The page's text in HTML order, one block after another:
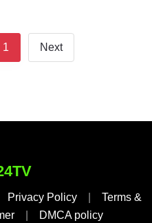
1 Next
Privacy Policy
Terms &
DMCA policy